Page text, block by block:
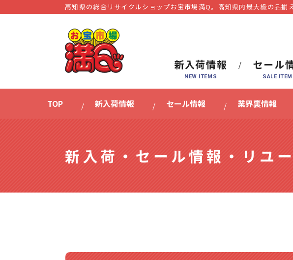
高知県の総合リサイクルショップお宝市場満Q。⾼知県内最⼤級の品揃え
新入荷情報 セール
TOP 新入荷情報 セール情報 業界裏情報
新入荷・セール情報・リユ